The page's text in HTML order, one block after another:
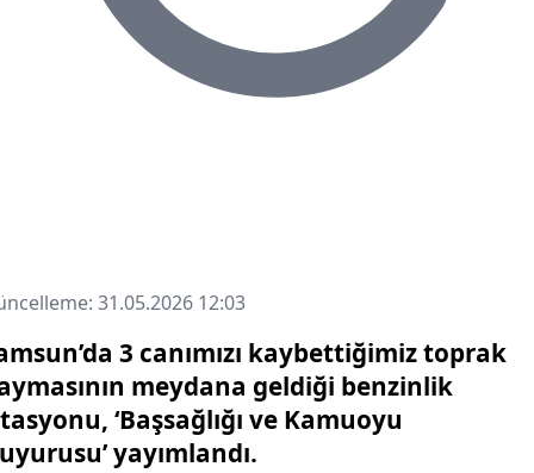
31.05.2026 12:03
3 canımızı kaybettiğimiz toprak
meydana geldiği benzinlik
‘Başsağlığı ve Kamuoyu
yayımlandı.